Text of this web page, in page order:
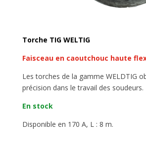
Torche TIG WELTIG
Faisceau en caoutchouc haute
Les torches de la gamme WELDTIG
précision dans le travail des soudeurs.
En stock
Disponible en 170 A, L : 8 m.